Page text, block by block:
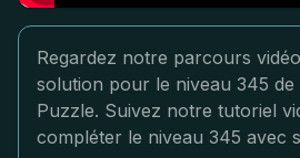
Regardez notre parcours
solution pour le niveau 345 de
Puzzle. Suivez notre tutoriel
compléter le niveau 345 avec